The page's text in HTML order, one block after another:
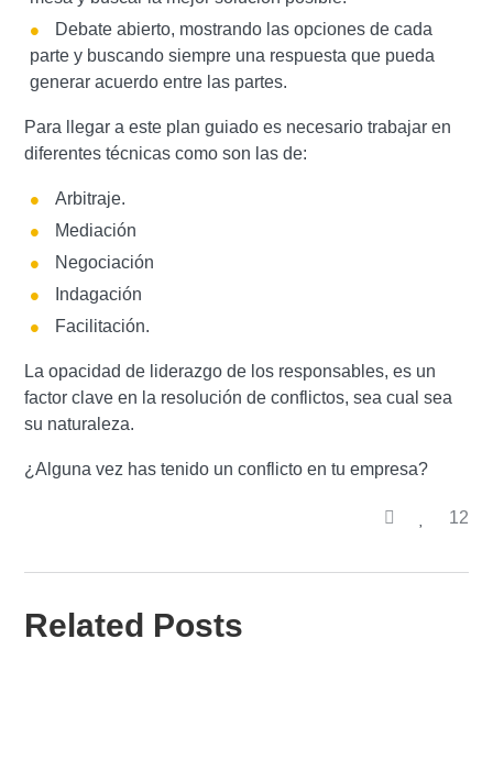
Debate abierto, mostrando las opciones de cada
parte y buscando siempre una respuesta que pueda
generar acuerdo entre las partes.
Para llegar a este plan guiado es necesario trabajar en
diferentes técnicas como son las de:
Arbitraje.
Mediación
Negociación
Indagación
Facilitación.
La opacidad de liderazgo de los responsables, es un
factor clave en la resolución de conflictos, sea cual sea
su naturaleza.
¿Alguna vez has tenido un conflicto en tu empresa?
12
Related Posts